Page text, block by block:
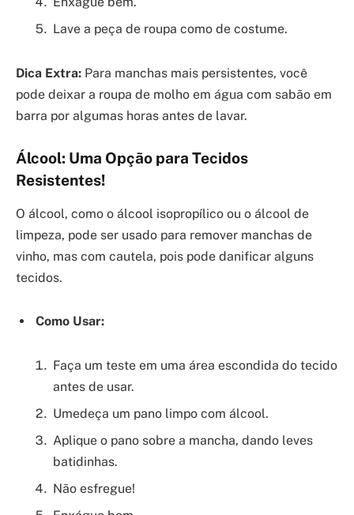
Lave a peça de roupa como de costume.
Dica Extra: Para manchas mais persistentes, você
pode deixar a roupa de molho em água com sabão em
barra por algumas horas antes de lavar.
Álcool: Uma Opção para Tecidos
Resistentes!
O álcool, como o álcool isopropílico ou o álcool de
limpeza, pode ser usado para remover manchas de
vinho, mas com cautela, pois pode danificar alguns
tecidos.
Como Usar:
Faça um teste em uma área escondida do tecido
antes de usar.
Umedeça um pano limpo com álcool.
Aplique o pano sobre a mancha, dando leves
batidinhas.
Não esfregue!